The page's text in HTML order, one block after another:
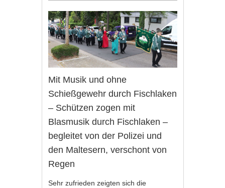
Mit Musik und ohne
Schießgewehr durch Fischlaken
– Schützen zogen mit
Blasmusik durch Fischlaken –
begleitet von der Polizei und
den Maltesern, verschont von
Regen
Sehr zufrieden zeigten sich die